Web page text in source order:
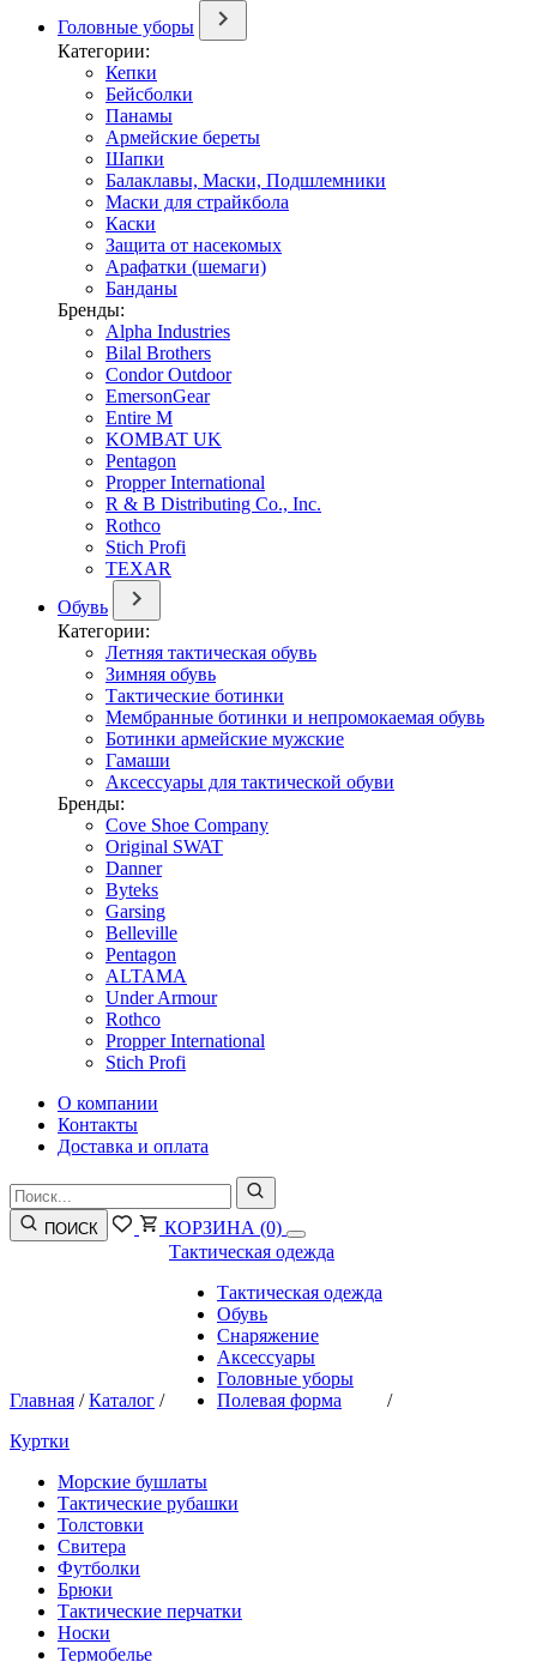
Головные уборы
Категории:
Кепки
Бейсболки
Панамы
Армейские береты
Шапки
Балаклавы, Маски, Подшлемники
Маски для страйкбола
Каски
Защита от насекомых
Арафатки (шемаги)
Банданы
Бренды:
Alpha Industries
Bilal Brothers
Condor Outdoor
EmersonGear
Entire M
KOMBAT UK
Pentagon
Propper International
R & B Distributing Co., Inc.
Rothco
Stich Profi
TEXAR
Обувь
Категории:
Летняя тактическая обувь
Зимняя обувь
Тактические ботинки
Мембранные ботинки и непромокаемая обувь
Ботинки армейские мужские
Гамаши
Аксессуары для тактической обуви
Бренды:
Cove Shoe Company
Original SWAT
Danner
Byteks
Garsing
Belleville
Pentagon
ALTAMA
Under Armour
Rothco
Propper International
Stich Profi
О компании
Контакты
Доставка и оплата
ПОИСК КОРЗИНА (0)
Главная /Каталог /
Тактическая одежда
Тактическая одежда
Обувь
Снаряжение
Аксессуары
Головные уборы
Полевая форма
/
Куртки
Морские бушлаты
Тактические рубашки
Толстовки
Свитера
Футболки
Брюки
Тактические перчатки
Носки
Термобелье